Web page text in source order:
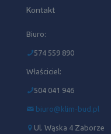
Kontakt
Biuro:
574 559 890
Właściciel:
504 041 946‬
biuro@klim-bud.pl
Ul. Wąska 4 Zaborze